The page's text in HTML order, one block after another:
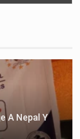
A Nepal Y